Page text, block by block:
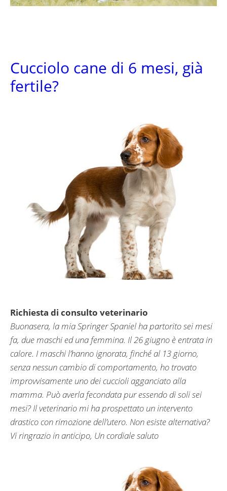
Cucciolo cane di 6 mesi, già
fertile?
Richiesta di consulto veterinario
Buonasera, la mia Springer Spaniel ha partorito sei mesi
fa, due maschi ed una femmina. Il 26 giugno è entrata in
calore. I maschi l’hanno ignorata, finché al 13 giorno,
senza nessun cambio di comportamento, ho trovato
improvvisamente uno dei cuccioli agganciato alla
mamma. Può averla fecondata pur essendo di soli sei
mesi? Il veterinario mi ha prospettato un intervento
drastico con rimozione dell’utero. Non esiste alternativa?
Vi ringrazio in anticipo, Un cordiale saluto